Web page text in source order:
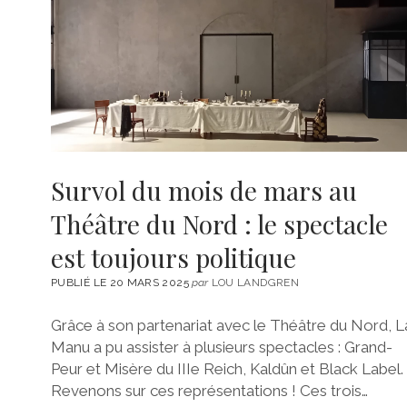
Survol du mois de mars au
Théâtre du Nord : le spectacle
est toujours politique
PUBLIÉ LE 20 MARS 2025parLOU LANDGREN
Grâce à son partenariat avec le Théâtre du Nord,
Manu a pu assister à plusieurs spectacles : Grand-
Peur et Misère du IIIe Reich, Kaldûn et Black Label.
Revenons sur ces représentations ! Ces trois…